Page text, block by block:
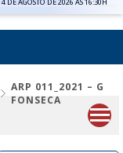
ARP 011_2021 – G
FONSECA